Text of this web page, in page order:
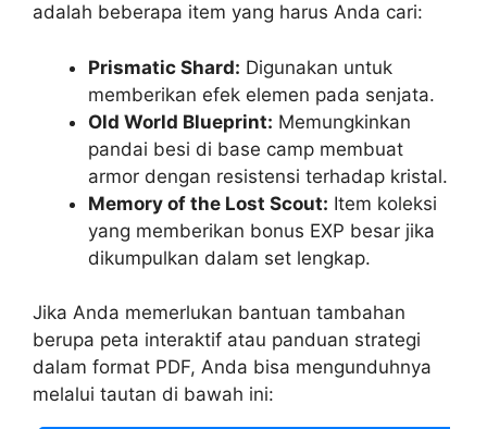
adalah beberapa item yang harus Anda cari:
Prismatic Shard: Digunakan untuk
memberikan efek elemen pada senjata.
Old World Blueprint: Memungkinkan
pandai besi di base camp membuat
armor dengan resistensi terhadap kristal.
Memory of the Lost Scout: Item koleksi
yang memberikan bonus EXP besar jika
dikumpulkan dalam set lengkap.
Jika Anda memerlukan bantuan tambahan
berupa peta interaktif atau panduan strategi
dalam format PDF, Anda bisa mengunduhnya
melalui tautan di bawah ini: